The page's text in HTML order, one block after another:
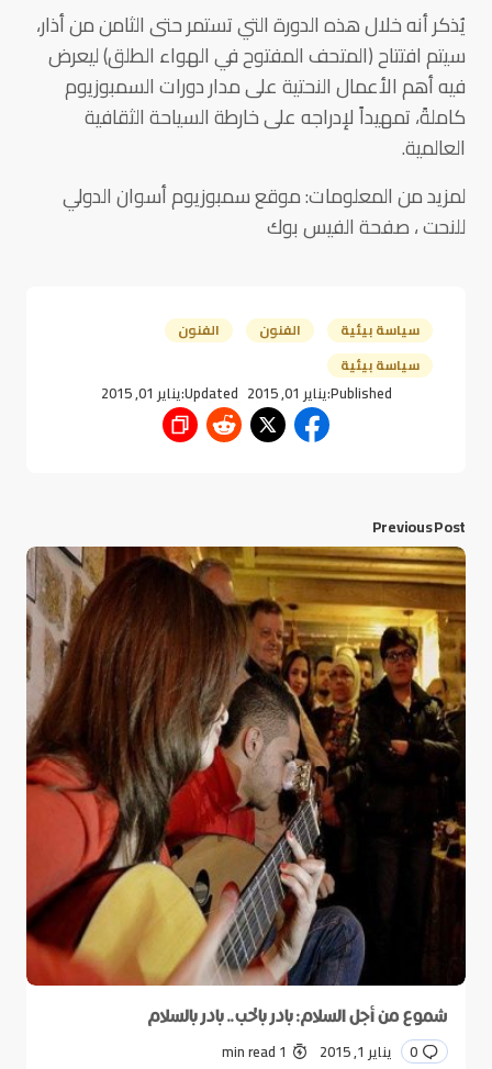
يُذكر أنه خلال هذه الدورة التي تستمر حتى الثامن من أذار،
سيتم افتتاح (المتحف المفتوح في الهواء الطلق) ليعرض
فيه أهم الأعمال النحتية على مدار دورات السمبوزيوم
كاملةً، تمهيداً لإدراجه على خارطة السياحة الثقافية
العالمية.
لمزيد من المعلومات: موقع سمبوزيوم أسوان الدولي
للنحت ، صفحة الفيس بوك
سياسة بيئية الفنون
الفنون
سياسة بيئية
Published:يناير 01, 2015 Updated:يناير 01, 2015
Previous Post
شموع من أجل السلام: بادر بالحب.. بادر بالسلام
0 يناير 1, 2015 1 min read